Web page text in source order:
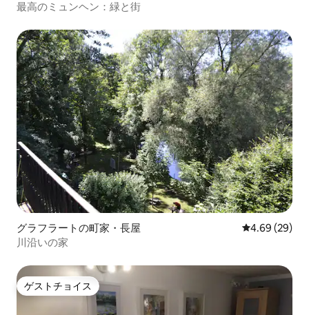
最高のミュンヘン：緑と街
グラフラートの町家・長屋 レビュー29
4.69 (29)
川沿いの家
ゲストチョイス
ゲストチョイス